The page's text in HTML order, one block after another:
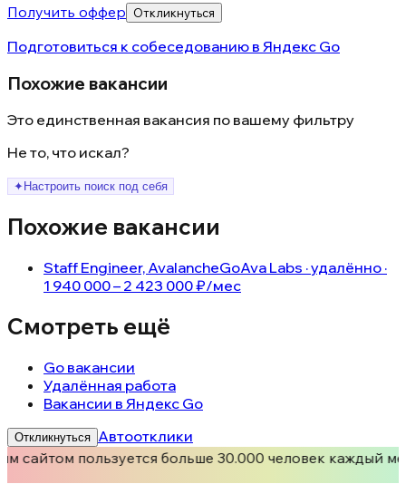
Получить оффер
Откликнуться
Подготовиться к собеседованию в Яндекс Go
Похожие вакансии
Это единственная вакансия по вашему фильтру
Не то, что искал?
✦ Настроить поиск под себя
Похожие вакансии
Staff Engineer, AvalancheGoAva Labs · удалённо ·
1 940 000 – 2 423 000 ₽/мес
Смотреть ещё
Go вакансии
Удалённая работа
Вакансии в Яндекс Go
Откликнуться Автоотклики
сайтом пользуется больше 30.000 человек каждый